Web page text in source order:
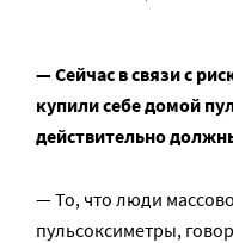
— Сейчас в связи с
купили себе домой
действительно
— То, что люди
пульсоксиметры,